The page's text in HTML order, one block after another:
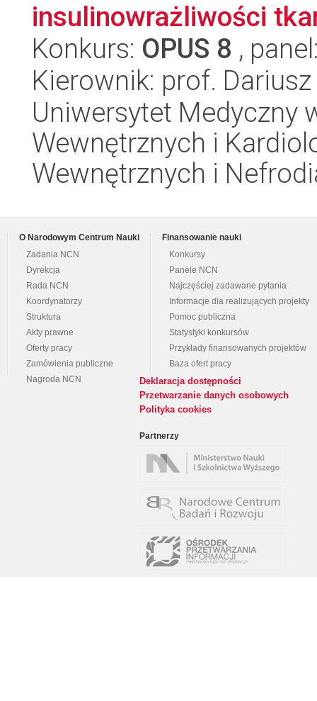
insulinowrażliwości
Konkurs: OPUS 8 ,
Kierownik: prof.
Uniwersytet Medyczny
Wewnętrznych i
Wewnętrznych i
O Narodowym Centrum Nauki
Zadania NCN
Dyrekcja
Rada NCN
Koordynatorzy
Struktura
Akty prawne
Oferty pracy
Zamówienia publiczne
Nagroda NCN
Finansowanie nauki
Konkursy
Panele NCN
Najczęściej zadawane pytania
Informacje dla realizujących projekty
Pomoc publiczna
Statystyki konkursów
Przykłady finansowanych projektów
Baza ofert pracy
Deklaracja dostępności
Przetwarzanie danych osobowych
Polityka cookies
Partnerzy